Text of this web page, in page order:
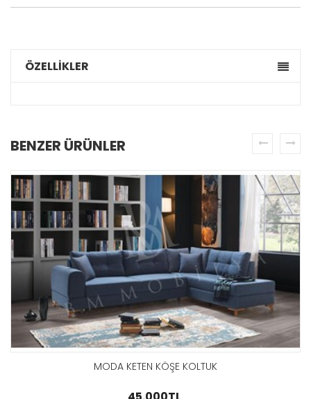
ÖZELLİKLER
BENZER ÜRÜNLER
GÖZAT
MODA KETEN KÖŞE KOLTUK